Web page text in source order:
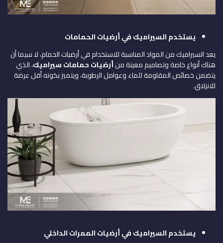
يستخدم السيراميك في أرضيات الحمامات
يعد السيراميك من المواد المناسبة للاستخدام في أرضيات الحمام، لا سيما أن
هناك أنواع خاصة وتصاميم معينة منأرضيات حمامات سيراميك، الذي
يتضمن خصائص المقاومة للماء وعوامل الرطوبة، ويتميز بكونه أقل عرضة
للانزلاق.
يستخدم السيراميك في أرضيات الممرات الداخلي